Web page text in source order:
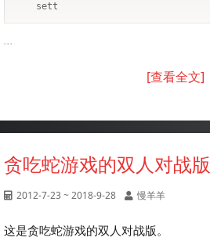
	sett
...
[查看全文]
贪吃蛇游戏的双人对战版
2012-7-23 ~ 2018-9-28 慢羊羊
这是贪吃蛇游戏的双人对战版。